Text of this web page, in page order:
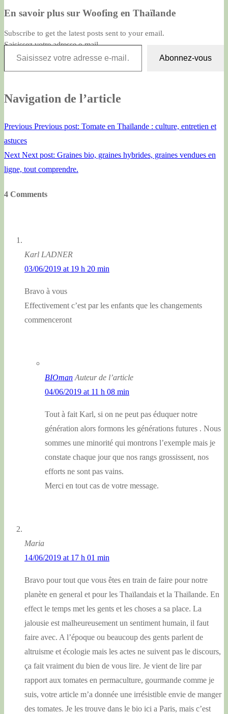
En savoir plus sur Woofing en Thaïlande
Subscribe to get the latest posts sent to your email.
Saisissez votre adresse e-mail…
Abonnez-vous
Navigation de l’article
Previous Previous post: Tomate en Thaïlande : culture, entretien et
astuces
Next Next post: Graines bio, graines hybrides, graines vendues en
ligne, tout comprendre.
4 Comments
Karl LADNER
03/06/2019 at 19 h 20 min
Bravo à vous
Effectivement c’est par les enfants que les changements
commenceront
BIOman Auteur de l’article
04/06/2019 at 11 h 08 min
Tout à fait Karl, si on ne peut pas éduquer notre
génération alors formons les générations futures . Nous
sommes une minorité qui montrons l’exemple mais je
constate chaque jour que nos rangs grossissent, nos
efforts ne sont pas vains.
Merci en tout cas de votre message.
Maria
14/06/2019 at 17 h 01 min
Bravo pour tout que vous êtes en train de faire pour notre
planète en general et pour les Thaïlandais et la Thaïlande. En
effect le temps met les gents et les choses a sa place. La
jalousie est malheureusement un sentiment humain, il faut
faire avec. A l’époque ou beaucoup des gents parlent de
altruisme et écologie mais les actes ne suivent pas le discours,
ça fait vraiment du bien de vous lire. Je vient de lire par
rapport aux tomates en permaculture, gourmande comme je
suis, votre article m’a donnée une irrésistible envie de manger
des tomates. Je les trouve dans le bio ici a Paris, mais c’est